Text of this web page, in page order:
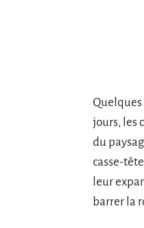
Quelques
jours, les
du
casse-
leur
barrer la